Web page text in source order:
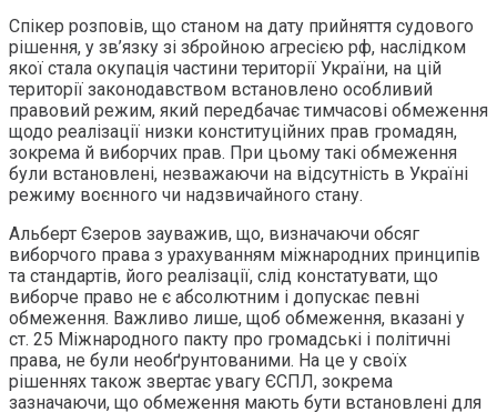
Спікер розповів, що станом на дату прийняття судового
рішення, у зв’язку зі збройною агресією рф, наслідком
якої стала окупація частини території України, на цій
території законодавством встановлено особливий
правовий режим, який передбачає тимчасові обмеження
щодо реалізації низки конституційних прав громадян,
зокрема й виборчих прав. При цьому такі обмеження
були встановлені, незважаючи на відсутність в Україні
режиму воєнного чи надзвичайного стану.
Альберт Єзеров зауважив, що, визначаючи обсяг
виборчого права з урахуванням міжнародних принципів
та стандартів, його реалізації, слід констатувати, що
виборче право не є абсолютним і допускає певні
обмеження. Важливо лише, щоб обмеження, вказані у
ст. 25 Міжнародного пакту про громадські і політичні
права, не були необґрунтованими. На це у своїх
рішеннях також звертає увагу ЄСПЛ, зокрема
зазначаючи, що обмеження мають бути встановлені для